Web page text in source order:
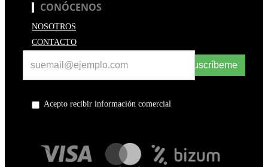
CONÓCENOS
NOSOTROS
CONTACTO
Suscríbeme
Acepto recibir información comercial